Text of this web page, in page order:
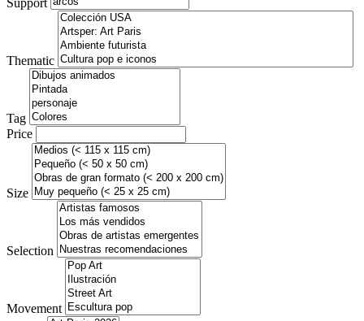
Support
Thematic
Tag
Price
Size
Selection
Movement